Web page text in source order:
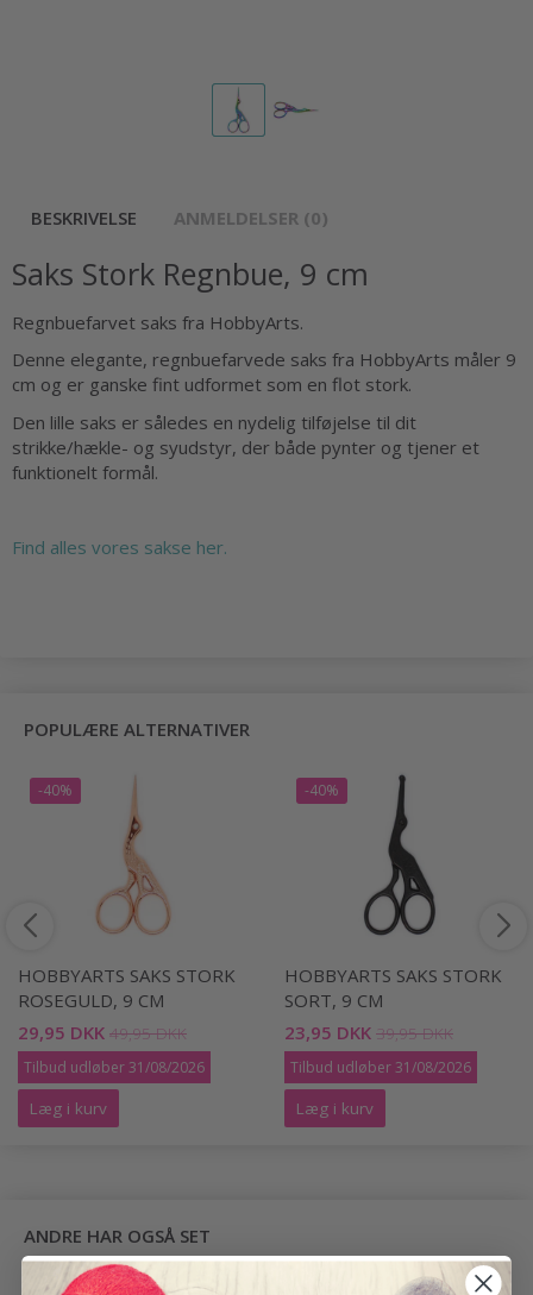
BESKRIVELSE ANMELDELSER (0)
Saks Stork Regnbue, 9 cm
Regnbuefarvet saks fra HobbyArts.
Denne elegante, regnbuefarvede saks fra HobbyArts måler 9
cm og er ganske fint udformet som en flot stork.
Den lille saks er således en nydelig tilføjelse til dit
strikke/hækle- og syudstyr, der både pynter og tjener et
funktionelt formål.
Find alles vores sakse her.
POPULÆRE ALTERNATIVER
-40%
HOBBYARTS SAKS STORK
ROSEGULD, 9 CM
29,95 DKK 49,95 DKK
Tilbud udløber 31/08/2026
Læg i kurv
-40%
HOBBYARTS SAKS STORK
SORT, 9 CM
23,95 DKK 39,95 DKK
Tilbud udløber 31/08/2026
Læg i kurv
ANDRE HAR OGSÅ SET